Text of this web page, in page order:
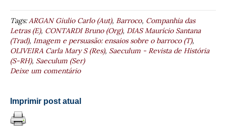
Tags:ARGAN Giulio Carlo (Aut), Barroco, Companhia das
Letras (E), CONTARDI Bruno (Org), DIAS Maurício Santana
(Trad), Imagem e persuasão: ensaios sobre o barroco (T),
OLIVEIRA Carla Mary S (Res), Saeculum - Revista de História
(S-RH), Saeculum (Ser)
Deixe um comentário
Imprimir post atual